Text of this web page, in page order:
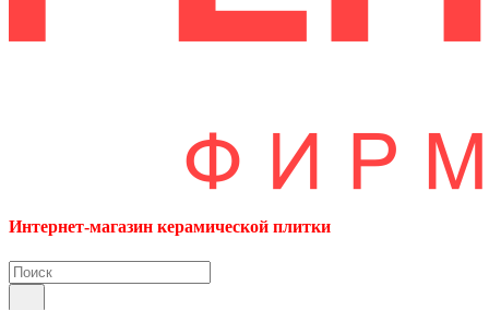
Интернет-магазин керамической плитки